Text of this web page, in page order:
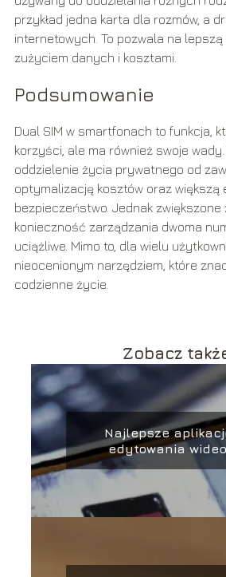
przykład jedna karta dla rozmów, a
internetowych. To pozwala na
zużyciem danych i kosztami.
Podsumowanie
Dual SIM w smartfonach to funkcja,
korzyści, ale ma również swoje
oddzielenie życia prywatnego od
optymalizację kosztów oraz
bezpieczeństwo. Jednak zwiększone
konieczność zarządzania dwoma
uciążliwe. Mimo to, dla wielu
nieocenionym narzędziem, które
codzienne życie.
Zobacz
Najlepsze
edytowania
smartfonie –
przewodnik